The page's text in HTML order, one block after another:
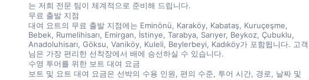
는 저희 전문 팀이 체계적으로 준비해 드립니다.
무료 출발 지점
대여 요트의 무료 출발 지점에는 Eminönü, Karaköy, Kabataş, Kuruçeşme,
Bebek, Rumelihisarı, Emirgan, İstinye, Tarabya, Sarıyer, Beykoz, Çubuklu,
Anadoluhisarı, Göksu, Vaniköy, Kuleli, Beylerbeyi, Kadıköy가 포함됩니다. 고객
님은 가장 편리한 선착장에서 배에 승선하실 수 있습니다.
수영 투어를 위한 보트 대여 요금
보트 및 요트 대여 요금은 선박의 수용 인원, 편의 수준, 투어 시간, 경로, 날짜 및